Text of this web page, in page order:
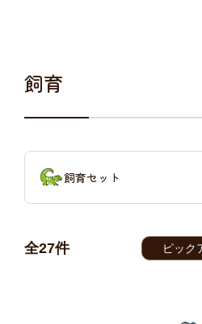
飼育
飼育セット
全27件 ピック